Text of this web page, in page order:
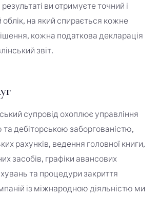
ви отримуєте точний і
на який спирається кожне
кожна податкова декларація
звіт.
супровід охоплює управління
дебіторською заборгованістю,
рахунків, ведення головної книги,
засобів, графіки авансових
та процедури закриття
із міжнародною діяльністю ми